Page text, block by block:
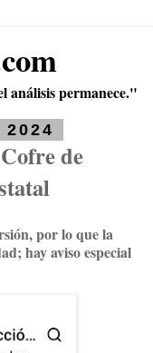
análisis permanece."
de
por lo que la
hay aviso especial